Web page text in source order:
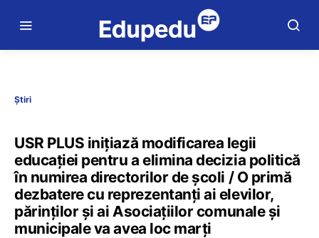
Știri
USR PLUS inițiază modificarea legii
educației pentru a elimina decizia politică
în numirea directorilor de școli / O primă
dezbatere cu reprezentanți ai elevilor,
părinților și ai Asociațiilor comunale și
municipale va avea loc marți